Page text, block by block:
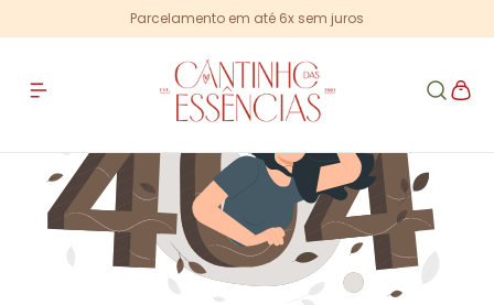
Parcelamento em até 6x sem juros